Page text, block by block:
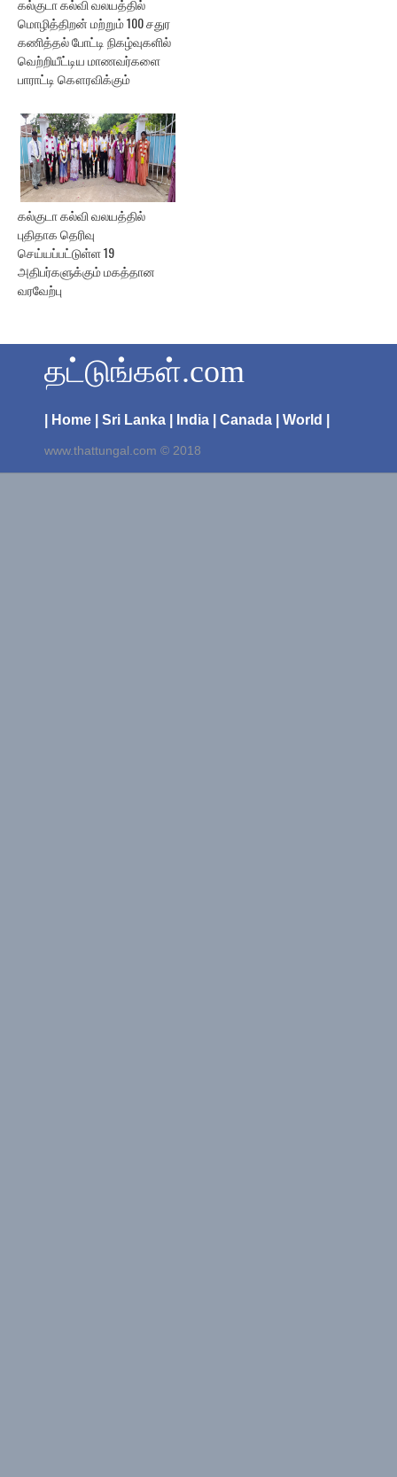
கல்குடா கல்வி வலயத்தில்
மொழித்திறன் மற்றும் 100 சதுர
கணித்தல் போட்டி நிகழ்வுகளில்
வெற்றியீட்டிய மாணவர்களை
பாராட்டி கௌரவிக்கும்
கல்குடா கல்வி வலயத்தில்
புதிதாக தெரிவு
செய்யப்பட்டுள்ள 19
அதிபர்களுக்கும் மகத்தான
வரவேற்பு
தட்டுங்கள்.com
| Home | Sri Lanka | India | Canada | World |
www.thattungal.com © 2018